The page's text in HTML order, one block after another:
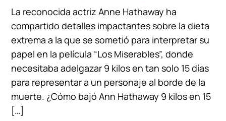
La reconocida actriz Anne Hathaway ha
compartido detalles impactantes sobre la dieta
extrema a la que se sometió para interpretar su
papel en la película “Los Miserables”, donde
necesitaba adelgazar 9 kilos en tan solo 15 días
para representar a un personaje al borde de la
muerte. ¿Cómo bajó Ann Hathaway 9 kilos en 15
[…]